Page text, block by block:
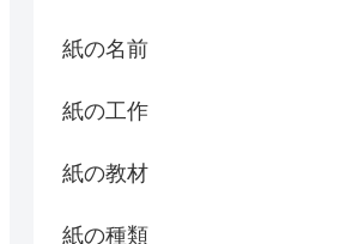
紙の名前
紙の工作
紙の教材
紙の種類